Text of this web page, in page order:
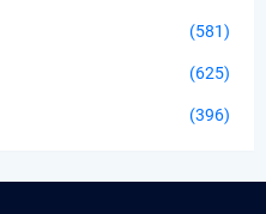
(581)
(625)
(396)